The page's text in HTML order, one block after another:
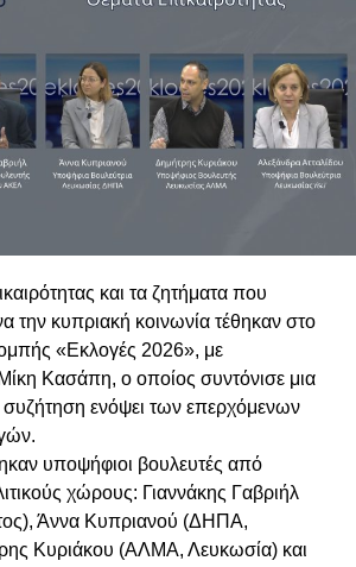
και τα ζητήματα που
την κυπριακή κοινωνία τέθηκαν στο
«Εκλογές 2026», με
Κασάπη, ο οποίος συντόνισε μια
συζήτηση ενόψει των επερχόμενων
υποψήφιοι βουλευτές από
χώρους: Γιαννάκης Γαβριήλ
Άννα Κυπριανού (ΔΗΠΑ,
Κυριάκου (ΑΛΜΑ, Λευκωσία) και